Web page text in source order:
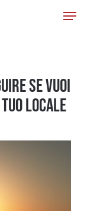
SE VUOI
LOCALE